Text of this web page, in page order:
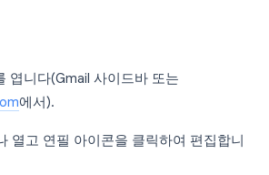
엽니다(Gmail 사이드바 또는
에서).
열고 연필 아이콘을 클릭하여 편집합니